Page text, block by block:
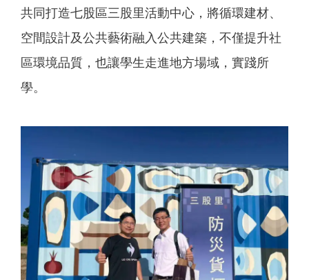
共同打造七股區三股里活動中心，將循環建材、
空間設計及公共藝術融入公共建築，不僅提升社
區環境品質，也讓學生走進地方場域，實踐所
學。